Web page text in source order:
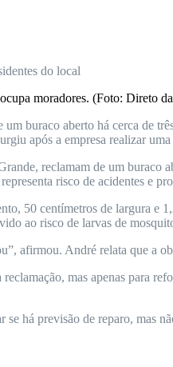
do local
moradores. (Foto: Direto
buraco aberto há cerca de
após a empresa realizar
reclamam de um
risco de acidentes e
50 centímetros de largura
ao risco de larvas de
afirmou. André relata que a
mas apenas para
há previsão de reparo, mas